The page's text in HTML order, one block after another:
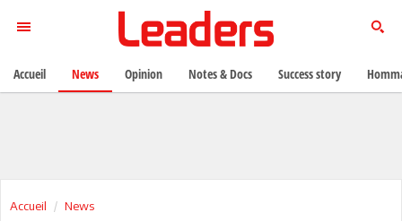
Accueil News
Accueil News Opinion Notes & Docs Success story